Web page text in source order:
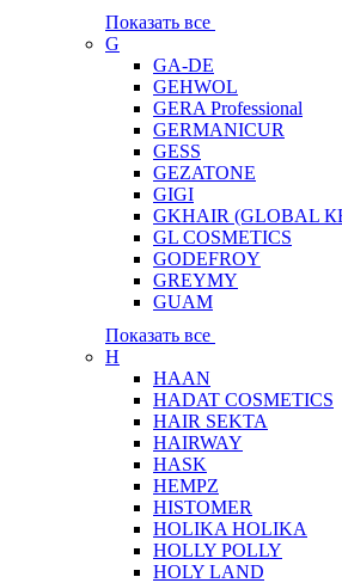
Показать все
G
GA-DE
GEHWOL
GERA Professional
GERMANICUR
GESS
GEZATONE
GIGI
GKHAIR (GLOBAL
GL COSMETICS
GODEFROY
GREYMY
GUAM
Показать все
H
HAAN
HADAT COSMETICS
HAIR SEKTA
HAIRWAY
HASK
HEMPZ
HISTOMER
HOLIKA HOLIKA
HOLLY POLLY
HOLY LAND